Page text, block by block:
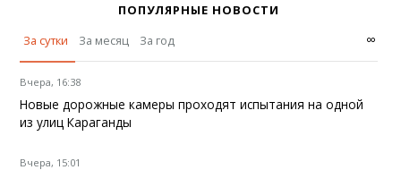
ПОПУЛЯРНЫЕ НОВОСТИ
За сутки
За месяц За год ∞
Вчера, 16:38
Новые дорожные камеры проходят испытания на одной
из улиц Караганды
Вчера, 15:01